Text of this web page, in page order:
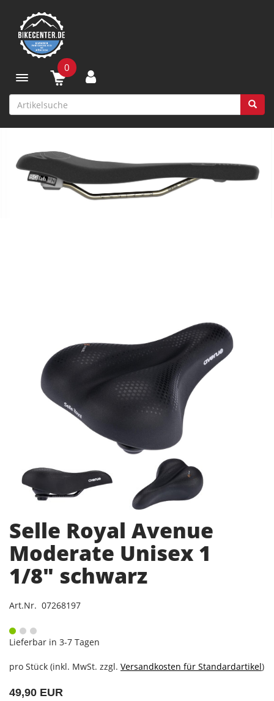
Toggle navigation
0
Selle Royal Avenue
Moderate Unisex 1
1/8" schwarz
Art.Nr. 07268197
Lieferbar in 3-7 Tagen
pro Stück (inkl. MwSt. zzgl. Versandkosten für Standardartikel)
49,90 EUR